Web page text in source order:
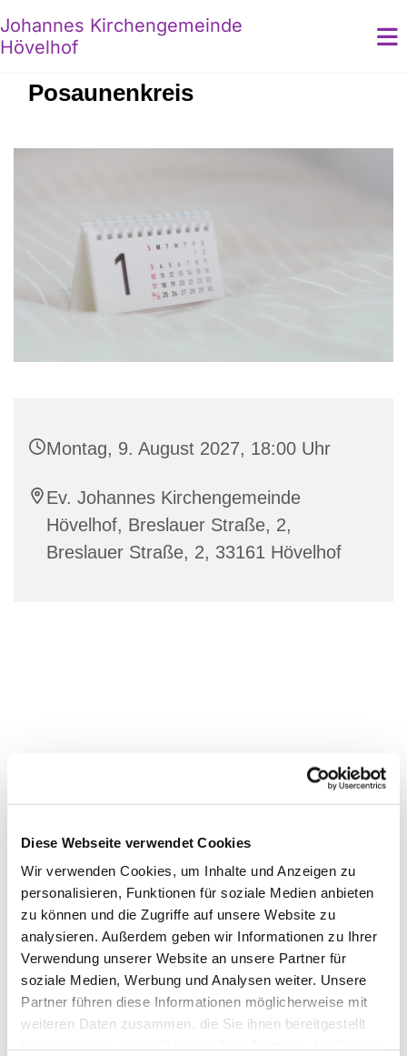
Diese Webseite verwendet Cookies
Wir verwenden Cookies, um Inhalte und Anzeigen zu
personalisieren, Funktionen für soziale Medien anbieten
zu können und die Zugriffe auf unsere Website zu
analysieren. Außerdem geben wir Informationen zu Ihrer
Verwendung unserer Website an unsere Partner für
soziale Medien, Werbung und Analysen weiter. Unsere
Partner führen diese Informationen möglicherweise mit
weiteren Daten zusammen, die Sie ihnen bereitgestellt
Johannes Kirchengemeinde
Hövelhof
Posaunenkreis
Montag, 9. August 2027, 18:00 Uhr
Ev. Johannes Kirchengemeinde
Hövelhof, Breslauer Straße, 2,
Breslauer Straße, 2, 33161 Hövelhof
Dies könnte Sie auch
interessieren